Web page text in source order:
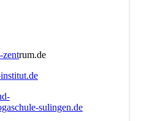
zentrum.de
sulingen.de